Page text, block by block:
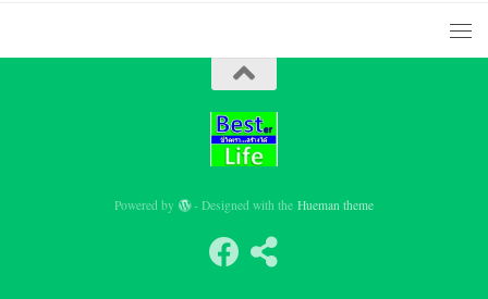
Powered by - Designed with theHueman theme